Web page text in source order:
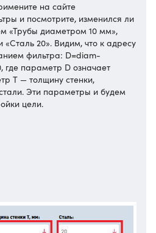
на сайте
и посмотрите, изменился ли
«Трубы диаметром 10 мм»,
«Сталь 20». Видим, что к адресу
фильтра: D=diam-
где параметр D означает
T — толщину стенки,
Эти параметры и будем
цели.